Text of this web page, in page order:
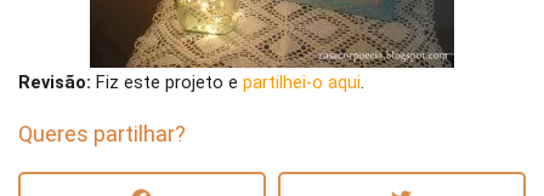
Revisão: Fiz este projeto e partilhei-o aqui.
Queres partilhar?